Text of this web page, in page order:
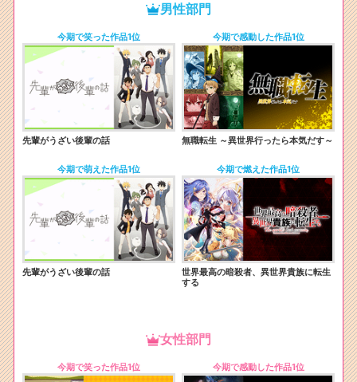
男性部門
今期で笑った作品1位
先輩がうざい後輩の話
今期で感動した作品1位
無職転生 ～異世界行ったら本気だす～
今期で萌えた作品1位
先輩がうざい後輩の話
今期で燃えた作品1位
世界最高の暗殺者、異世界貴族に転生
する
女性部門
今期で笑った作品1位 今期で感動した作品1位